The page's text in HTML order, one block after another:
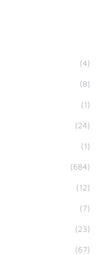
(4)
(8)
(1)
(24)
(1)
(684)
(12)
(7)
(23)
(67)